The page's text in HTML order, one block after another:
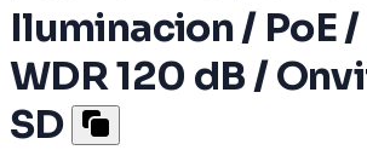
Iluminacion / PoE /
WDR 120 dB /
SD